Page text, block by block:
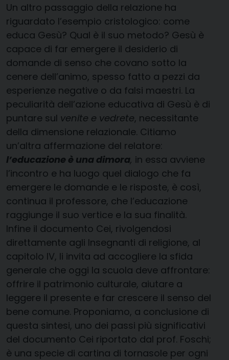
Un altro passaggio della relazione ha
riguardato l’esempio cristologico: come
educa Gesù? Qual è il suo metodo? Gesù è
capace di far emergere il desiderio di
domande di senso che covano sotto la
cenere dell’animo, spesso fatto a pezzi da
esperienze negative o da falsi maestri. La
peculiarità dell’azione educativa di Gesù è di
puntare sul venite e vedrete, necessitante
della dimensione relazionale. Citiamo
un’altra affermazione del relatore:
l’educazione è una dimora, in essa avviene
l’incontro e ha luogo quel dialogo che fa
emergere le domande e le risposte, è così,
continua il professore, che l’educazione
raggiunge il suo vertice e la sua finalità.
Infine il documento Cei, rivolgendosi
direttamente agli Insegnanti di religione, al
capitolo IV, li invita ad accogliere la sfida
generale che oggi la scuola deve affrontare:
offrire il patrimonio culturale, aiutare a
leggere il presente e far crescere il senso del
bene comune. Proponiamo, a conclusione di
questa sintesi, uno dei passi più significativi
del documento Cei riportato dal prof. Foschi;
è una specie di cartina di tornasole per ogni